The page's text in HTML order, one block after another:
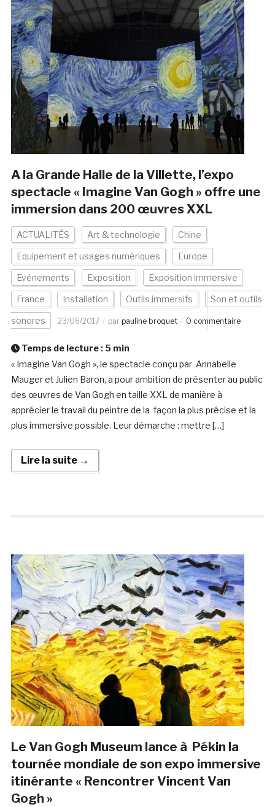
A la Grande Halle de la Villette, l’expo
spectacle « Imagine Van Gogh » offre une
immersion dans 200 œuvres XXL
ACTUALITÉS Art & technologie Chine
Equipement et usages numériques Europe
Evénements Exposition Exposition immersive
France Installation Outils immersifs Son et outils
sonores 23/06/2017 par pauline broquet 0 commentaire
Temps de lecture : 5 min
« Imagine Van Gogh », le spectacle conçu par Annabelle
Mauger et Julien Baron, a pour ambition de présenter au public
des œuvres de Van Gogh en taille XXL de manière à
apprécier le travail du peintre de la façon la plus précise et la
plus immersive possible. Leur démarche : mettre […]
Lire la suite →
Le Van Gogh Museum lance à Pékin la
tournée mondiale de son expo immersive
itinérante « Rencontrer Vincent Van
Gogh »